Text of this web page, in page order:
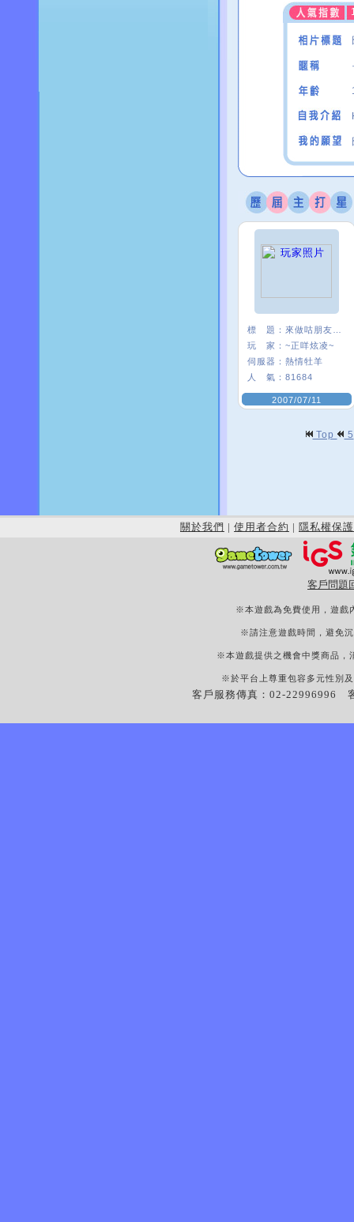
標 題：
玩 家： ~正咩炫凌~
伺服器： 熱情牡羊
人 氣： 81684
2007/07/11
Top 5
關於我們 | 使用者合約 | 隱私權保護
客戶問題
※本遊戲為免費使用，遊戲
※請注意遊戲時間，避免
※本遊戲提供之機會中獎商品，
※於平台上尊重包容多元性別
客戶服務傳真：02-22996996